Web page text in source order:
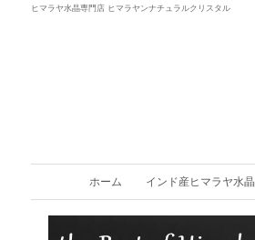
ヒマラヤ水晶専門店 ヒマラヤンナチュラルクリスタル
ホーム インド産ヒマラヤ水晶